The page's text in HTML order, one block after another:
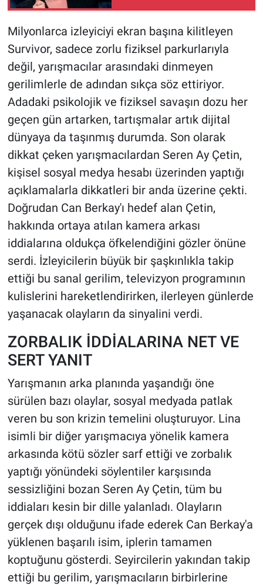
Milyonlarca izleyiciyi ekran başına kilitleyen
Survivor, sadece zorlu fiziksel parkurlarıyla
değil, yarışmacılar arasındaki dinmeyen
gerilimlerle de adından sıkça söz ettiriyor.
Adadaki psikolojik ve fiziksel savaşın dozu her
geçen gün artarken, tartışmalar artık dijital
dünyaya da taşınmış durumda. Son olarak
dikkat çeken yarışmacılardan Seren Ay Çetin,
kişisel sosyal medya hesabı üzerinden yaptığı
açıklamalarla dikkatleri bir anda üzerine çekti.
Doğrudan Can Berkay'ı hedef alan Çetin,
hakkında ortaya atılan kamera arkası
iddialarına oldukça öfkelendiğini gözler önüne
serdi. İzleyicilerin büyük bir şaşkınlıkla takip
ettiği bu sanal gerilim, televizyon programının
kulislerini hareketlendirirken, ilerleyen günlerde
yaşanacak olayların da sinyalini verdi.
ZORBALIK İDDİALARINA NET VE
SERT YANIT
Yarışmanın arka planında yaşandığı öne
sürülen bazı olaylar, sosyal medyada patlak
veren bu son krizin temelini oluşturuyor. Lina
isimli bir diğer yarışmacıya yönelik kamera
arkasında kötü sözler sarf ettiği ve zorbalık
yaptığı yönündeki söylentiler karşısında
sessizliğini bozan Seren Ay Çetin, tüm bu
iddiaları kesin bir dille yalanladı. Olayların
gerçek dışı olduğunu ifade ederek Can Berkay'a
yüklenen başarılı isim, iplerin tamamen
koptuğunu gösterdi. Seyircilerin yakından takip
ettiği bu gerilim, yarışmacıların birbirlerine